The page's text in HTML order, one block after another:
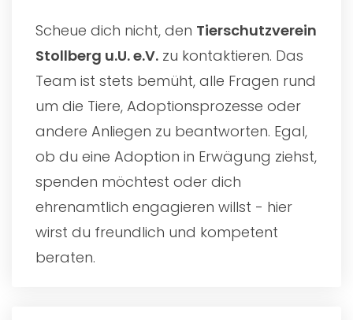
Scheue dich nicht, den Tierschutzverein
Stollberg u.U. e.V. zu kontaktieren. Das
Team ist stets bemüht, alle Fragen rund
um die Tiere, Adoptionsprozesse oder
andere Anliegen zu beantworten. Egal,
ob du eine Adoption in Erwägung ziehst,
spenden möchtest oder dich
ehrenamtlich engagieren willst - hier
wirst du freundlich und kompetent
beraten.